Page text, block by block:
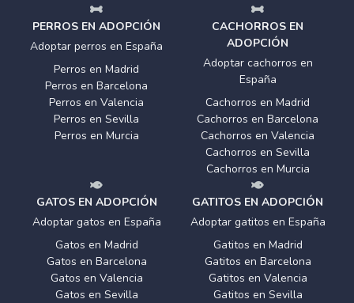
PERROS EN ADOPCIÓN
Adoptar perros en España
Perros en Madrid
Perros en Barcelona
Perros en Valencia
Perros en Sevilla
Perros en Murcia
CACHORROS EN
ADOPCIÓN
Adoptar cachorros en
España
Cachorros en Madrid
Cachorros en Barcelona
Cachorros en Valencia
Cachorros en Sevilla
Cachorros en Murcia
GATOS EN ADOPCIÓN
Adoptar gatos en España
Gatos en Madrid
Gatos en Barcelona
Gatos en Valencia
Gatos en Sevilla
GATITOS EN ADOPCIÓN
Adoptar gatitos en España
Gatitos en Madrid
Gatitos en Barcelona
Gatitos en Valencia
Gatitos en Sevilla